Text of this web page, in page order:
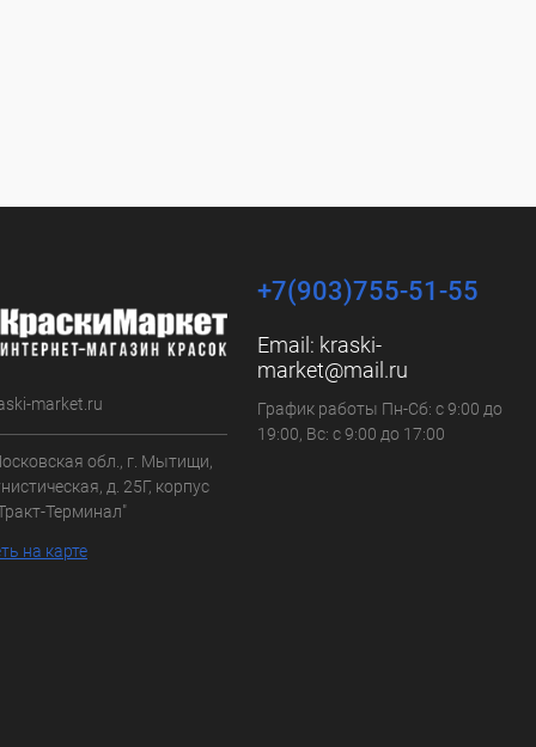
market.ru
обл., г. Мытищи,
д. 25Г, корпус
Терминал"
на карте
+7(903)755-51-55
Email: kraski-
market@mail.ru
График работы Пн-Сб: с 9:00 до
19:00, Вс: с 9:00 до 17:00